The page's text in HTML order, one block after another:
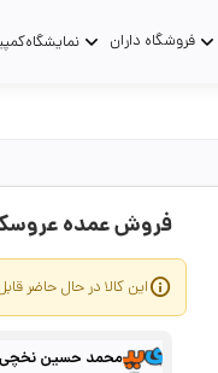
فروشگاه داران نمایشگاه
فروش عمده
این کالا در حال حاضر
محمد حسین نخچی